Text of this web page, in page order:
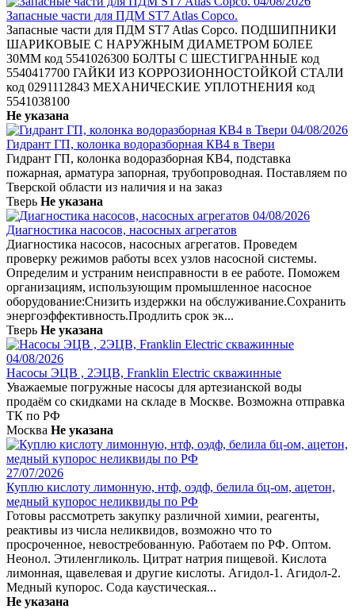
Запасные части для ПДМ ST7 Atlas Copco.
Запасные части для ПДМ ST7 Atlas Copco. ПОДШИПНИКИ
ШАРИКОВЫЕ С НАРУЖНЫМ ДИАМЕТРОМ БОЛЕЕ
30ММ код 5541026300 БОЛТЫ С ШЕСТИГРАННЫЕ код
5540417700 ГАЙКИ ИЗ КОРРОЗИОННОСТОЙКОЙ СТАЛИ
код 0291112843 МЕХАНИЧЕСКИЕ УПЛОТНЕНИЯ код
5541038100
Не указана
04/08/2026
Гидрант ГП, колонка водоразборная КВ4 в Твери
Гидрант ГП, колонка водоразборная КВ4, подставка
пожарная, арматура запорная, трубопроводная. Поставляем по
Тверской области из наличия и на заказ
Тверь Не указана
04/08/2026
Диагностика насосов, насосных агрегатов
Диагностика насосов, насосных агрегатов. Проведем
проверку режимов работы всех узлов насосной системы.
Определим и устраним неисправности в ее работе. Поможем
организациям, использующим промышленное насосное
оборудование:Снизить издержки на обслуживание.Сохранить
энергоэффективность.Продлить срок эк...
Тверь Не указана
04/08/2026
Насосы ЭЦВ , 2ЭЦВ, Franklin Electric скважинные
Уважаемые погружные насосы для артезианской воды
продаём со скидками на складе в Москве. Возможна отправка
ТК по РФ
Москва Не указана
27/07/2026
Куплю кислоту лимонную, нтф, оэдф, белила бц-ом, ацетон,
медный купорос неликвиды по РФ
Готовы рассмотреть закупку различной химии, реагенты,
реактивы из числа неликвидов, возможно что то
просроченное, невостребованную. Работаем по РФ. Оптом.
Неонол. Этиленгликоль. Цитрат натрия пищевой. Кислота
лимонная, щавелевая и другие кислоты. Агидол-1. Агидол-2.
Медный купорос. Сода каустическая...
Не указана